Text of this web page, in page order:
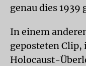
genau dies 1939
In einem
geposteten
Holocaust-